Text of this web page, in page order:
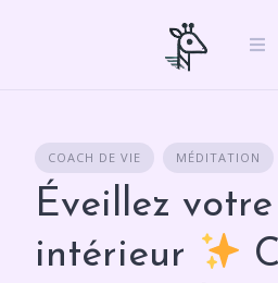
COACH DE VIE MÉDITATION
Éveillez
intérieur